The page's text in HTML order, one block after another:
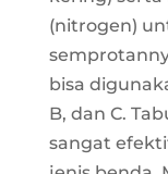
(nitrogen)
bisa
B, dan C.
sangat